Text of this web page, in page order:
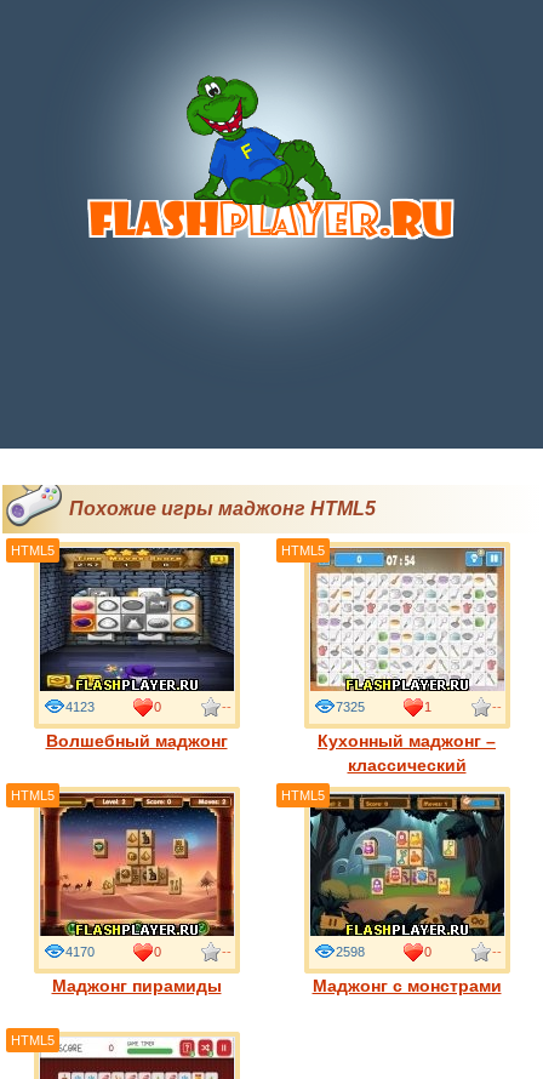
Похожие игры маджонг HTML5
Волшебный маджонг
4123 0 --
HTML5
Кухонный маджонг –
классический
7325 1 --
HTML5
Маджонг пирамиды
4170 0 --
HTML5
Маджонг с монстрами
2598 0 --
HTML5
HTML5